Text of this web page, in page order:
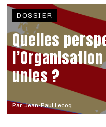
ParJean-Paul Lecoq
DOSSIER
Quelles
unies ?